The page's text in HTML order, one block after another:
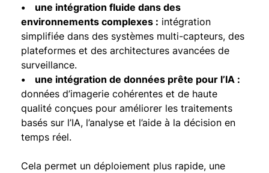
• une intégration fluide dans des
environnements complexes : intégration
simplifiée dans des systèmes multi-capteurs, des
plateformes et des architectures avancées de
surveillance.
• une intégration de données prête pour l’IA :
données d’imagerie cohérentes et de haute
qualité conçues pour améliorer les traitements
basés sur l’IA, l’analyse et l’aide à la décision en
temps réel.
Cela permet un déploiement plus rapide, une